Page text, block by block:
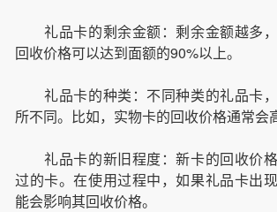
礼品卡的剩余金额：剩余金额越多，
回收价格可以达到面额的90%以上。
礼品卡的种类：不同种类的礼品卡
所不同。比如，实物卡的回收价格通常会
礼品卡的新旧程度：新卡的回收价
过的卡。在使用过程中，如果礼品卡出
能会影响其回收价格。